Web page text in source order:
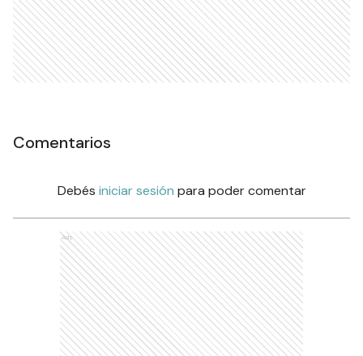
Comentarios
Debés iniciar sesión para poder comentar
Ads